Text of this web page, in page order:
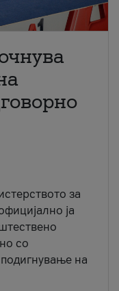
за
ја
со
на